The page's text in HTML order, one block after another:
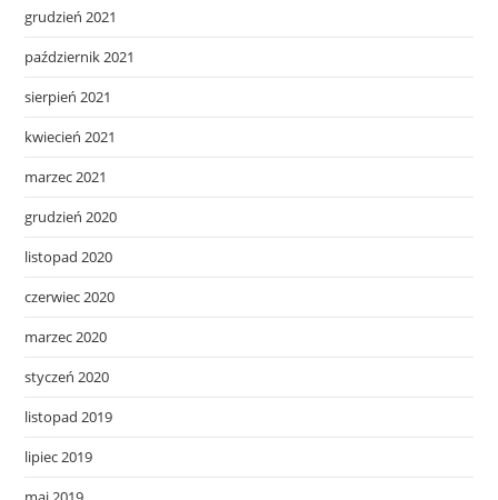
grudzień 2021
październik 2021
sierpień 2021
kwiecień 2021
marzec 2021
grudzień 2020
listopad 2020
czerwiec 2020
marzec 2020
styczeń 2020
listopad 2019
lipiec 2019